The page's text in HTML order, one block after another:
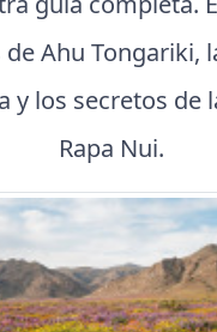
Ahu Tongariki,
y los secretos de
Rapa Nui.